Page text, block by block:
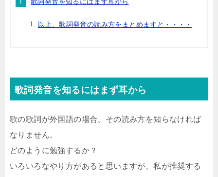
以上、歌詞発音の読み方をまとめますと・・・・
歌詞発音を知るにはまず耳から
歌の歌詞が外国語の場合、その読み方を知らなければ
なりません。
どのように勉強するか？
いろいろなやり方があると思いますが、私が推奨する